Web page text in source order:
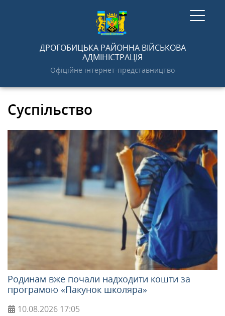
ДРОГОБИЦЬКА РАЙОННА ВІЙСЬКОВА
АДМІНІСТРАЦІЯ
Офіційне інтернет-представництво
Суспільство
Родинам вже почали надходити кошти за
програмою «Пакунок школяра»
10.08.2026 17:05
ГОЛОВНА
АДМІНІСТРАЦІЯ
ПРО РАЙОН
ДОКУМЕНТИ
ГРОМАДСЬКОСТІ
МІЖНАРОДНА СПІВПРАЦЯ
ТУРИСТУ
МЕДІА